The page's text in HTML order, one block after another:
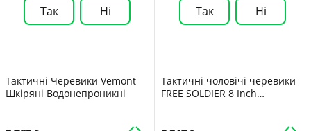
Так Ні
Тактичні Черевики Vemont
Шкіряні Водонепроникні
Так Ні
Тактичні чоловічі черевики
FREE SOLDIER 8 Inch